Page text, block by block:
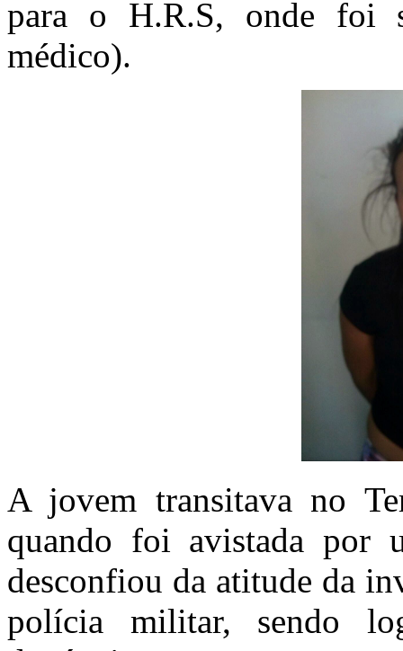
para o H.R.S, onde foi
médico).
A jovem transitava no
quando foi avistada por
desconfiou da atitude da
polícia militar, sendo